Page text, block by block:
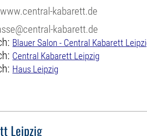
www.central-kabarett.de
kabarett.de
Blauer Salon - Central Kabarett
Central Kabarett Leipzig
Haus Leipzig
Leipzig